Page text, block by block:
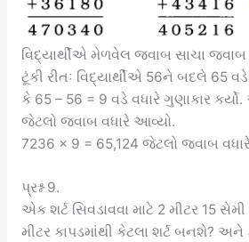
વિદ્યાર્થીએ મેળવેલ જવાબ સાચા જવાબ
ટૂંકી રીતઃ વિદ્યાર્થીએ 56ને બદલે 65
કે 65 – 56 = 9 વડે વધારે ગુણાકાર
જેટલો જવાબ વધારે આવ્યો.
7236 × 9 = 65,124 જેટલો જવાબ
પ્રશ્ન 9.
એક શર્ટ સિવડાવવા માટે 2 મીટર 15
મીટર કાપડમાંથી કેટલા શર્ટ બનશે?